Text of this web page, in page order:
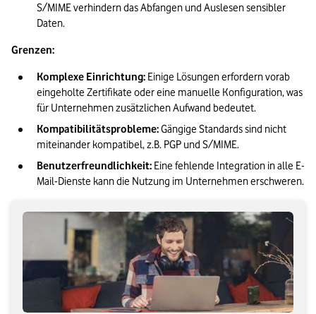
S/MIME verhindern das Abfangen und Auslesen sensibler
Daten.
Grenzen:
Komplexe Einrichtung: Einige Lösungen erfordern vorab
eingeholte Zertifikate oder eine manuelle Konfiguration, was
für Unternehmen zusätzlichen Aufwand bedeutet.
Kompatibilitätsprobleme: Gängige Standards sind nicht
miteinander kompatibel, z.B. PGP und S/MIME.
Benutzerfreundlichkeit: Eine fehlende Integration in alle E-
Mail-Dienste kann die Nutzung im Unternehmen erschweren.